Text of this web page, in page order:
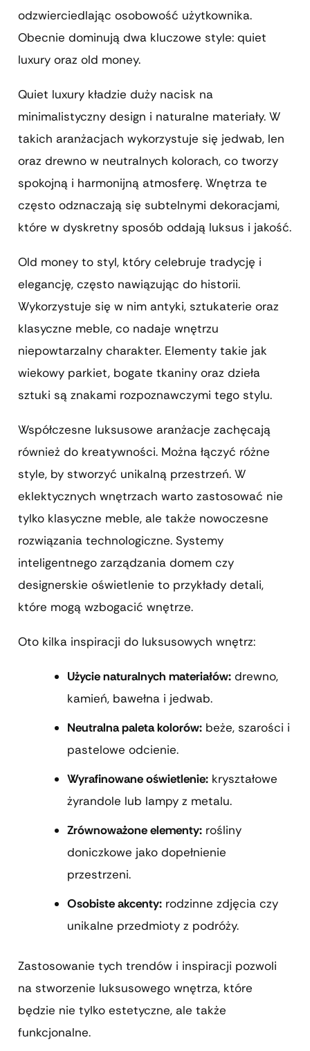
odzwierciedlając osobowość użytkownika.
Obecnie dominują dwa kluczowe style: quiet
luxury oraz old money.
Quiet luxury kładzie duży nacisk na
minimalistyczny design i naturalne materiały. W
takich aranżacjach wykorzystuje się jedwab, len
oraz drewno w neutralnych kolorach, co tworzy
spokojną i harmonijną atmosferę. Wnętrza te
często odznaczają się subtelnymi dekoracjami,
które w dyskretny sposób oddają luksus i jakość.
Old money to styl, który celebruje tradycję i
elegancję, często nawiązując do historii.
Wykorzystuje się w nim antyki, sztukaterie oraz
klasyczne meble, co nadaje wnętrzu
niepowtarzalny charakter. Elementy takie jak
wiekowy parkiet, bogate tkaniny oraz dzieła
sztuki są znakami rozpoznawczymi tego stylu.
Współczesne luksusowe aranżacje zachęcają
również do kreatywności. Można łączyć różne
style, by stworzyć unikalną przestrzeń. W
eklektycznych wnętrzach warto zastosować nie
tylko klasyczne meble, ale także nowoczesne
rozwiązania technologiczne. Systemy
inteligentnego zarządzania domem czy
designerskie oświetlenie to przykłady detali,
które mogą wzbogacić wnętrze.
Oto kilka inspiracji do luksusowych wnętrz:
Użycie naturalnych materiałów: drewno,
kamień, bawełna i jedwab.
Neutralna paleta kolorów: beże, szarości i
pastelowe odcienie.
Wyrafinowane oświetlenie: kryształowe
żyrandole lub lampy z metalu.
Zrównoważone elementy: rośliny
doniczkowe jako dopełnienie
przestrzeni.
Osobiste akcenty: rodzinne zdjęcia czy
unikalne przedmioty z podróży.
Zastosowanie tych trendów i inspiracji pozwoli
na stworzenie luksusowego wnętrza, które
będzie nie tylko estetyczne, ale także
funkcjonalne.